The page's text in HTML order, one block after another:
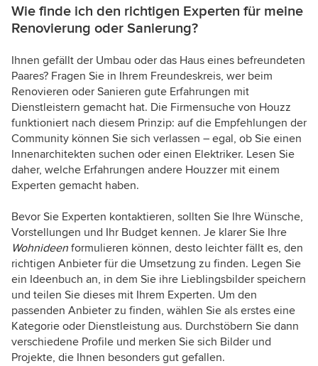
Wie finde ich den richtigen Experten für meine
Renovierung oder Sanierung?
Ihnen gefällt der Umbau oder das Haus eines befreundeten
Paares? Fragen Sie in Ihrem Freundeskreis, wer beim
Renovieren oder Sanieren gute Erfahrungen mit
Dienstleistern gemacht hat. Die Firmensuche von Houzz
funktioniert nach diesem Prinzip: auf die Empfehlungen der
Community können Sie sich verlassen – egal, ob Sie einen
Innenarchitekten suchen oder einen Elektriker. Lesen Sie
daher, welche Erfahrungen andere Houzzer mit einem
Experten gemacht haben.
Bevor Sie Experten kontaktieren, sollten Sie Ihre Wünsche,
Vorstellungen und Ihr Budget kennen. Je klarer Sie Ihre
Wohnideen formulieren können, desto leichter fällt es, den
richtigen Anbieter für die Umsetzung zu finden. Legen Sie
ein Ideenbuch an, in dem Sie ihre Lieblingsbilder speichern
und teilen Sie dieses mit Ihrem Experten. Um den
passenden Anbieter zu finden, wählen Sie als erstes eine
Kategorie oder Dienstleistung aus. Durchstöbern Sie dann
verschiedene Profile und merken Sie sich Bilder und
Projekte, die Ihnen besonders gut gefallen.